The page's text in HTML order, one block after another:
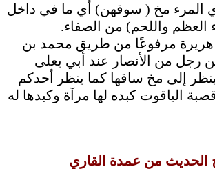
المرء مخ ( سوقهن) أي ما في داخل
العظم واللحم) من الصفاء.
مرفوعًا من طريق محمد بن
من الأنصار عند أبي يعلى
إلى مخ ساقها كما ينظر أحدكم
الياقوت كبده لها مرآة وكبدها له
من عمدة القاري